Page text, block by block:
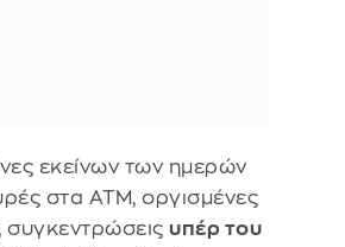
εκείνων των ημερών
στα ΑΤΜ, οργισμένες
συγκεντρώσεις υπέρ του